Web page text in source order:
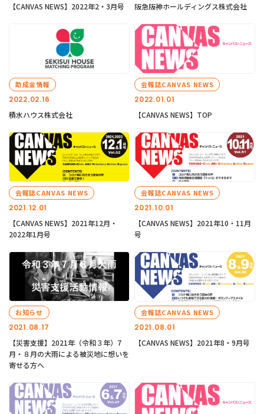
【CANVAS NEWS】2022年2・3月号 阪急阪神ホールディングス株式会社
2022.02.16
助成金情報
積水ハウス株式会社
2022.01.01
会報誌CANVAS NEWS
【CANVAS NEWS】TOP
2021.12.01
会報誌CANVAS NEWS
【CANVAS NEWS】2021年12月・
2022年1月号
2021.10.01
会報誌CANVAS NEWS
【CANVAS NEWS】2021年10・11月
号
2021.08.17
お知らせ
【災害支援】2021年（令和３年）7
月・８月の大雨による被災地に想いを
寄せる方へ
2021.08.01
会報誌CANVAS NEWS
【CANVAS NEWS】2021年8・9月号